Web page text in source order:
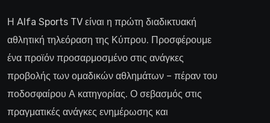
Η Alfa Sports TV είναι η πρώτη διαδικτυακή
αθλητική τηλεόραση της Κύπρου. Προσφέρουμε
ένα προϊόν προσαρμοσμένο στις ανάγκες
προβολής των ομαδικών αθλημάτων – πέραν του
ποδοσφαίρου Α κατηγορίας. Ο σεβασμός στις
πραγματικές ανάγκες ενημέρωσης και